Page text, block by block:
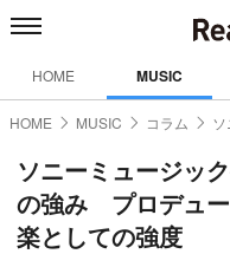
HOME MUSIC
HOME MUSIC コラム
ソニーミュージッ
の強み プロデュ
楽としての強度